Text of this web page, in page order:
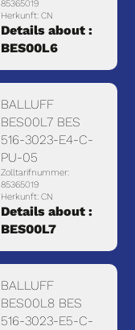
85365019
Herkunft: CN
Details about :
BES00L6
BALLUFF
BES00L7 BES
516-3023-E4-C-
PU-05
Zolltarifnummer:
85365019
Herkunft: CN
Details about :
BES00L7
BALLUFF
BES00L8 BES
516-3023-E5-C-